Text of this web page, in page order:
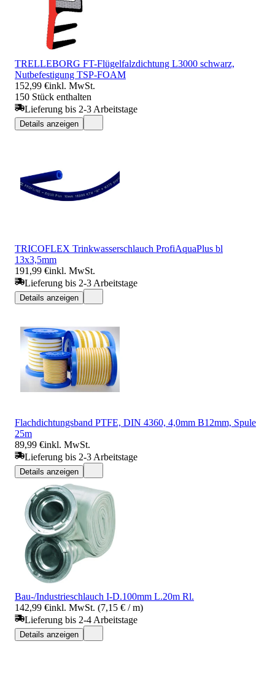
TRELLEBORG FT-Flügelfalzdichtung L3000 schwarz,
Nutbefestigung TSP-FOAM
152,99 €inkl. MwSt.
150 Stück enthalten
Lieferung bis 2-3 Arbeitstage
Details anzeigen
TRICOFLEX Trinkwasserschlauch ProfiAquaPlus bl
13x3,5mm
191,99 €inkl. MwSt.
Lieferung bis 2-3 Arbeitstage
Details anzeigen
Flachdichtungsband PTFE, DIN 4360, 4,0mm B12mm, Spule
25m
89,99 €inkl. MwSt.
Lieferung bis 2-3 Arbeitstage
Details anzeigen
Bau-/Industrieschlauch I-D.100mm L.20m Rl.
142,99 €inkl. MwSt. (7,15 € / m)
Lieferung bis 2-4 Arbeitstage
Details anzeigen